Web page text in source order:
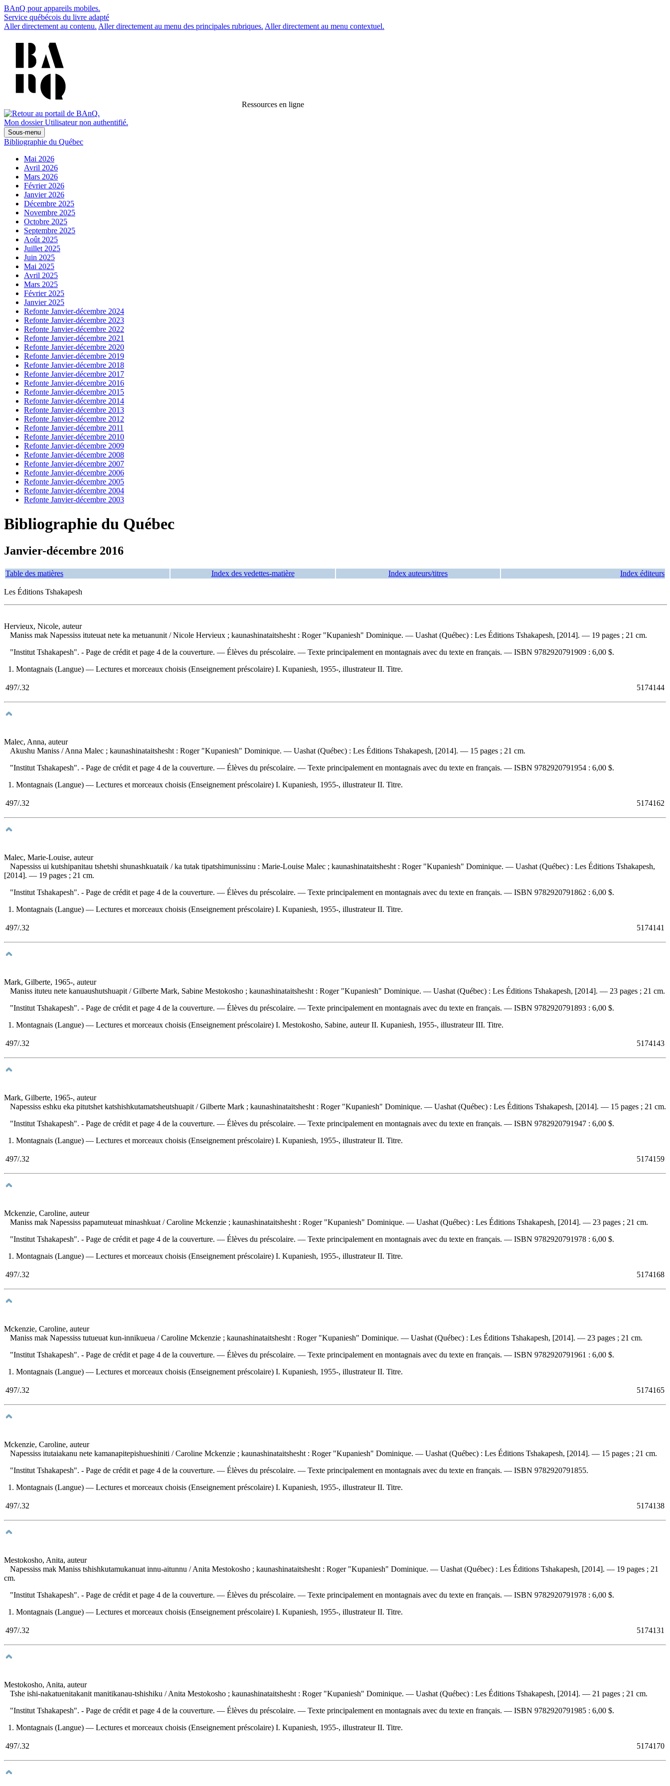
BAnQ pour appareils mobiles.
Service québécois du livre adapté
Aller directement au contenu. Aller directement au menu des principales rubriques. Aller directement au menu contextuel.
Ressources en ligne
Mon dossier Utilisateur non authentifié.
Sous-menu
Bibliographie du Québec
Mai 2026
Avril 2026
Mars 2026
Février 2026
Janvier 2026
Décembre 2025
Novembre 2025
Octobre 2025
Septembre 2025
Août 2025
Juillet 2025
Juin 2025
Mai 2025
Avril 2025
Mars 2025
Février 2025
Janvier 2025
Refonte Janvier-décembre 2024
Refonte Janvier-décembre 2023
Refonte Janvier-décembre 2022
Refonte Janvier-décembre 2021
Refonte Janvier-décembre 2020
Refonte Janvier-décembre 2019
Refonte Janvier-décembre 2018
Refonte Janvier-décembre 2017
Refonte Janvier-décembre 2016
Refonte Janvier-décembre 2015
Refonte Janvier-décembre 2014
Refonte Janvier-décembre 2013
Refonte Janvier-décembre 2012
Refonte Janvier-décembre 2011
Refonte Janvier-décembre 2010
Refonte Janvier-décembre 2009
Refonte Janvier-décembre 2008
Refonte Janvier-décembre 2007
Refonte Janvier-décembre 2006
Refonte Janvier-décembre 2005
Refonte Janvier-décembre 2004
Refonte Janvier-décembre 2003
Bibliographie du Québec
Janvier-décembre 2016
Table des matières Index des vedettes-matière Index auteurs/titres Index éditeurs
Les Éditions Tshakapesh
Hervieux, Nicole, auteur
Maniss mak Napessiss ituteuat nete ka metuanunit / Nicole Hervieux ; kaunashinataitshesht : Roger "Kupaniesh" Dominique. — Uashat (Québec) : Les Éditions Tshakapesh, [2014]. — 19 pages ; 21 cm.
"Institut Tshakapesh". - Page de crédit et page 4 de la couverture. — Élèves du préscolaire. — Texte principalement en montagnais avec du texte en français. — ISBN 9782920791909 : 6,00 $.
1. Montagnais (Langue) — Lectures et morceaux choisis (Enseignement préscolaire) I. Kupaniesh, 1955-, illustrateur II. Titre.
497/.32 5174144
Malec, Anna, auteur
Akushu Maniss / Anna Malec ; kaunashinataitshesht : Roger "Kupaniesh" Dominique. — Uashat (Québec) : Les Éditions Tshakapesh, [2014]. — 15 pages ; 21 cm.
"Institut Tshakapesh". - Page de crédit et page 4 de la couverture. — Élèves du préscolaire. — Texte principalement en montagnais avec du texte en français. — ISBN 9782920791954 : 6,00 $.
1. Montagnais (Langue) — Lectures et morceaux choisis (Enseignement préscolaire) I. Kupaniesh, 1955-, illustrateur II. Titre.
497/.32 5174162
Malec, Marie-Louise, auteur
Napessiss ui kutshipanitau tshetshi shunashkuataik / ka tutak tipatshimunissinu : Marie-Louise Malec ; kaunashinataitshesht : Roger "Kupaniesh" Dominique. — Uashat (Québec) : Les Éditions Tshakapesh,
[2014]. — 19 pages ; 21 cm.
"Institut Tshakapesh". - Page de crédit et page 4 de la couverture. — Élèves du préscolaire. — Texte principalement en montagnais avec du texte en français. — ISBN 9782920791862 : 6,00 $.
1. Montagnais (Langue) — Lectures et morceaux choisis (Enseignement préscolaire) I. Kupaniesh, 1955-, illustrateur II. Titre.
497/.32 5174141
Mark, Gilberte, 1965-, auteur
Maniss ituteu nete kanuaushutshuapit / Gilberte Mark, Sabine Mestokosho ; kaunashinataitshesht : Roger "Kupaniesh" Dominique. — Uashat (Québec) : Les Éditions Tshakapesh, [2014]. — 23 pages ; 21 cm.
"Institut Tshakapesh". - Page de crédit et page 4 de la couverture. — Élèves du préscolaire. — Texte principalement en montagnais avec du texte en français. — ISBN 9782920791893 : 6,00 $.
1. Montagnais (Langue) — Lectures et morceaux choisis (Enseignement préscolaire) I. Mestokosho, Sabine, auteur II. Kupaniesh, 1955-, illustrateur III. Titre.
497/.32 5174143
Mark, Gilberte, 1965-, auteur
Napessiss eshku eka pitutshet katshishkutamatsheutshuapit / Gilberte Mark ; kaunashinataitshesht : Roger "Kupaniesh" Dominique. — Uashat (Québec) : Les Éditions Tshakapesh, [2014]. — 15 pages ; 21 cm.
"Institut Tshakapesh". - Page de crédit et page 4 de la couverture. — Élèves du préscolaire. — Texte principalement en montagnais avec du texte en français. — ISBN 9782920791947 : 6,00 $.
1. Montagnais (Langue) — Lectures et morceaux choisis (Enseignement préscolaire) I. Kupaniesh, 1955-, illustrateur II. Titre.
497/.32 5174159
Mckenzie, Caroline, auteur
Maniss mak Napessiss papamuteuat minashkuat / Caroline Mckenzie ; kaunashinataitshesht : Roger "Kupaniesh" Dominique. — Uashat (Québec) : Les Éditions Tshakapesh, [2014]. — 23 pages ; 21 cm.
"Institut Tshakapesh". - Page de crédit et page 4 de la couverture. — Élèves du préscolaire. — Texte principalement en montagnais avec du texte en français. — ISBN 9782920791978 : 6,00 $.
1. Montagnais (Langue) — Lectures et morceaux choisis (Enseignement préscolaire) I. Kupaniesh, 1955-, illustrateur II. Titre.
497/.32 5174168
Mckenzie, Caroline, auteur
Maniss mak Napessiss tutueuat kun-innikueua / Caroline Mckenzie ; kaunashinataitshesht : Roger "Kupaniesh" Dominique. — Uashat (Québec) : Les Éditions Tshakapesh, [2014]. — 23 pages ; 21 cm.
"Institut Tshakapesh". - Page de crédit et page 4 de la couverture. — Élèves du préscolaire. — Texte principalement en montagnais avec du texte en français. — ISBN 9782920791961 : 6,00 $.
1. Montagnais (Langue) — Lectures et morceaux choisis (Enseignement préscolaire) I. Kupaniesh, 1955-, illustrateur II. Titre.
497/.32 5174165
Mckenzie, Caroline, auteur
Napessiss itutaiakanu nete kamanapitepishueshiniti / Caroline Mckenzie ; kaunashinataitshesht : Roger "Kupaniesh" Dominique. — Uashat (Québec) : Les Éditions Tshakapesh, [2014]. — 15 pages ; 21 cm.
"Institut Tshakapesh". - Page de crédit et page 4 de la couverture. — Élèves du préscolaire. — Texte principalement en montagnais avec du texte en français. — ISBN 9782920791855.
1. Montagnais (Langue) — Lectures et morceaux choisis (Enseignement préscolaire) I. Kupaniesh, 1955-, illustrateur II. Titre.
497/.32 5174138
Mestokosho, Anita, auteur
Napessiss mak Maniss tshishkutamukanuat innu-aitunnu / Anita Mestokosho ; kaunashinataitshesht : Roger "Kupaniesh" Dominique. — Uashat (Québec) : Les Éditions Tshakapesh, [2014]. — 19 pages ; 21
cm.
"Institut Tshakapesh". - Page de crédit et page 4 de la couverture. — Élèves du préscolaire. — Texte principalement en montagnais avec du texte en français. — ISBN 9782920791978 : 6,00 $.
1. Montagnais (Langue) — Lectures et morceaux choisis (Enseignement préscolaire) I. Kupaniesh, 1955-, illustrateur II. Titre.
497/.32 5174131
Mestokosho, Anita, auteur
Tshe ishi-nakatuenitakanit manitikanau-tshishiku / Anita Mestokosho ; kaunashinataitshesht : Roger "Kupaniesh" Dominique. — Uashat (Québec) : Les Éditions Tshakapesh, [2014]. — 21 pages ; 21 cm.
"Institut Tshakapesh". - Page de crédit et page 4 de la couverture. — Élèves du préscolaire. — Texte principalement en montagnais avec du texte en français. — ISBN 9782920791985 : 6,00 $.
1. Montagnais (Langue) — Lectures et morceaux choisis (Enseignement préscolaire) I. Kupaniesh, 1955-, illustrateur II. Titre.
497/.32 5174170